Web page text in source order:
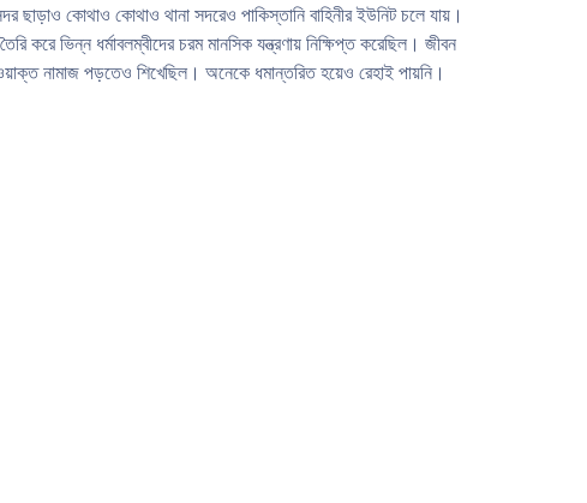
ছাড়াও কোথাও কোথাও থানা সদরেও পাকিস্তানি বাহিনীর ইউনিট চলে যায়।
করে ভিন্ন ধর্মাবলম্বীদের চরম মানসিক যন্ত্রণায় নিক্ষিপ্ত করেছিল। জীবন
নামাজ পড়তেও শিখেছিল। অনেকে ধমান্তরিত হয়েও রেহাই পায়নি।